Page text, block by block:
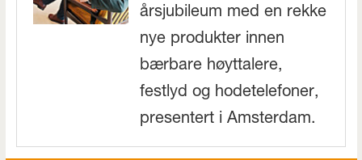
årsjubileum med en rekke
nye produkter innen
bærbare høyttalere,
festlyd og hodetelefoner,
presentert i Amsterdam.